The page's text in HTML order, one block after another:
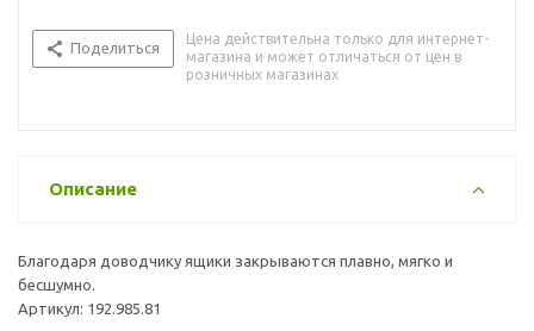
Поделиться
Цена действительна только для интернет-
магазина и может отличаться от цен в
розничных магазинах
Описание
Благодаря доводчику ящики закрываются плавно, мягко и
бесшумно.
Артикул: 192.985.81